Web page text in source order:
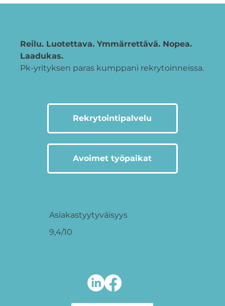
Reilu. Luotettava. Ymmärrettävä. Nopea.
Laadukas.
Pk-yrityksen paras kumppani rekrytoinneissa.
Rekrytointipalvelu
Avoimet työpaikat
Asiakastyytyväisyys
9,4/10